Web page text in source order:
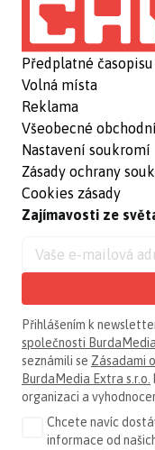
Předplatné
Volná místa
Reklama
Všeobecné
Nastavení soukromí
Zásady ochrany
Cookies zásady
Zajímavosti ze
Přihlášením k
společnosti
seznámili se Zásadami
BurdaMedia Extra s.r.o.
organizaci a
Chcete navíc
informace od